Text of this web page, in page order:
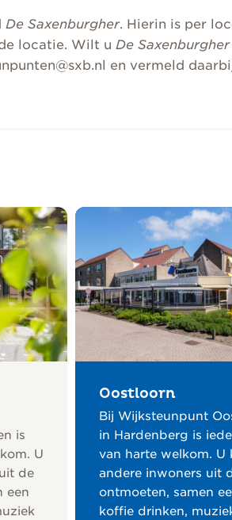
De Saxenburgher. Hierin is per
locatie. Wilt u De Saxenburgher
en vermeld
is
U
de
een
Oostloorn
Bij Wijksteunpunt
in Hardenberg is
van harte welkom. U
andere inwoners uit
ontmoeten, samen
koffie drinken,